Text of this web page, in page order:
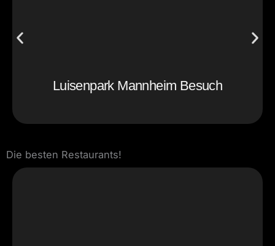
Luisenpark Mannheim Besuch
Die besten Restaurants!